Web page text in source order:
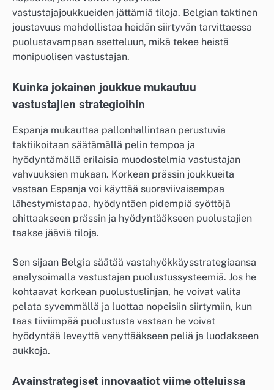
vastustajajoukkueiden jättämiä tiloja. Belgian taktinen
joustavuus mahdollistaa heidän siirtyvän tarvittaessa
puolustavampaan asetteluun, mikä tekee heistä
monipuolisen vastustajan.
Kuinka jokainen joukkue mukautuu
vastustajien strategioihin
Espanja mukauttaa pallonhallintaan perustuvia
taktiikoitaan säätämällä pelin tempoa ja
hyödyntämällä erilaisia muodostelmia vastustajan
vahvuuksien mukaan. Korkean prässin joukkueita
vastaan Espanja voi käyttää suoraviivaisempaa
lähestymistapaa, hyödyntäen pidempiä syöttöjä
ohittaakseen prässin ja hyödyntääkseen puolustajien
taakse jääviä tiloja.
Sen sijaan Belgia säätää vastahyökkäysstrategiaansa
analysoimalla vastustajan puolustussysteemiä. Jos he
kohtaavat korkean puolustuslinjan, he voivat valita
pelata syvemmällä ja luottaa nopeisiin siirtymiin, kun
taas tiiviimpää puolustusta vastaan he voivat
hyödyntää leveyttä venyttääkseen peliä ja luodakseen
aukkoja.
Avainstrategiset innovaatiot viime otteluissa